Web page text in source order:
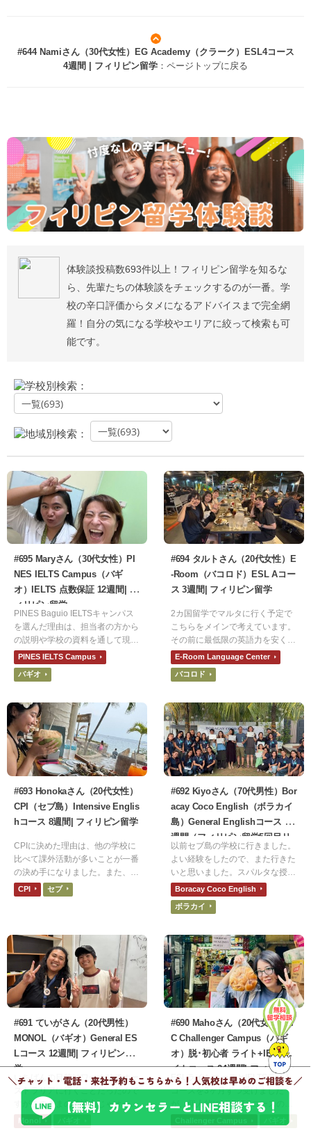
#644 Namiさん（30代女性）EG Academy（クラーク）ESL4コース
4週間 | フィリピン留学 ：ページトップに戻る
体験談投稿数693件以上！フィリピン留学を知るな
ら、先輩たちの体験談をチェックするのが一番。学
校の辛口評価からタメになるアドバイスまで完全網
羅！自分の気になる学校やエリアに絞って検索も可
能です。
学校別検索：
地域別検索：
#695 Maryさん（30代女性）PI
NES IELTS Campus（バギ
オ）IELTS 点数保証 12週間| フ
ィリピン留学
PINES Baguio IELTSキャンパス
を選んだ理由は、担当者の方から
の説明や学校の資料を通して現地
講師の方々のレベルや学校内の雰
囲気です。IELTSの目標スコアを
達成するために、先生方や生徒さ
です。
PINES IELTS Campus
バギオ
#694 タルトさん（20代女性）E
-Room（バコロド）ESL Aコー
ス 3週間| フィリピン留学
2カ国留学でマルタに行く予定で
こちらをメインで考えています。
その前に最低限の英語力を安く身
につけたかったのでフィリピンに
しました。その中でもE-Roomに
決めた理由は、安さです。他の学
めました。
E-Room Language Center
バコロド
#693 Honokaさん（20代女性）
CPI（セブ島）Intensive Englis
hコース 8週間| フィリピン留学
CPIに決めた理由は、他の学校に
比べて課外活動が多いことが一番
の決め手になりました。また、寮
も施設も綺麗で、毎日朝昼晩ご飯
が出るところも魅力に感じまし
イントでした。
CPI セブ
#692 Kiyoさん（70代男性）Bor
acay Coco English（ボラカイ
島）General Englishコース 2
週間（フィリピン留学5回目リ
ピーター）| フィリピン留学
以前セブ島の学校に行きました。
よい経験をしたので、また行きた
いと思いました。スパルタな授業
ではなく、シニア向けコースがあ
り、ゆとりの時間が取れる学校に
しました。
Boracay Coco English
ボラカイ
#691 ていがさん（20代男性）
MONOL（バギオ）General ES
Lコース 12週間| フィリピン留
学
いちばんの目的はワーホリでオー
ストラリアに行くことだったので
すがこのままの英語力じゃオース
トラリアで通用しないなと思った
Monol
#690 Mahoさん（20代女性）JI
C Challenger Campus（バギ
オ）脱･初心者 ライト+IELTSラ
イトコース 24週間| フィリピン
留学
ESLライトコースとIELTSライト
コースを3ヶ月ずつ受けました
が、個人的にはIELTSコースのマ